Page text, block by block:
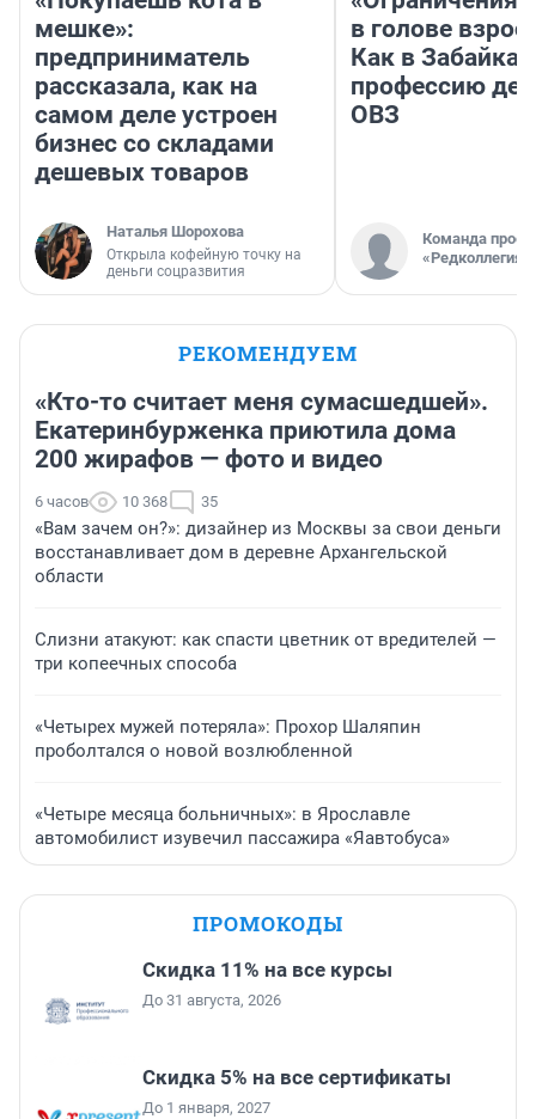
мешке»:
предприниматель
рассказала, как на
самом деле устроен
бизнес со складами
дешевых товаров
Наталья Шорохова
Открыла кофейную точку на
деньги соцразвития
в голове
Как в
профессию
ОВЗ
Команда
«Редколлегия»
РЕКОМЕНДУЕМ
«Кто-то считает меня сумасшедшей».
Екатеринбурженка приютила дома
200 жирафов — фото и видео
6 часов 10 368 35
«Вам зачем он?»: дизайнер из Москвы за свои деньги
восстанавливает дом в деревне Архангельской
области
Слизни атакуют: как спасти цветник от вредителей —
три копеечных способа
«Четырех мужей потеряла»: Прохор Шаляпин
проболтался о новой возлюбленной
«Четыре месяца больничных»: в Ярославле
автомобилист изувечил пассажира «Яавтобуса»
ПРОМОКОДЫ
Скидка 11% на все курсы
До 31 августа, 2026
Скидка 5% на все сертификаты
До 1 января, 2027